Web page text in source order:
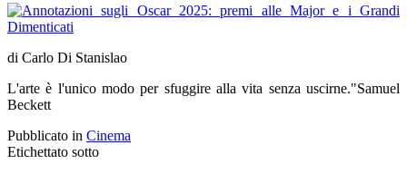
di Carlo Di Stanislao
L'arte è l'unico modo per sfuggire alla vita senza uscirne."Samuel
Beckett
Pubblicato in Cinema
Etichettato sotto